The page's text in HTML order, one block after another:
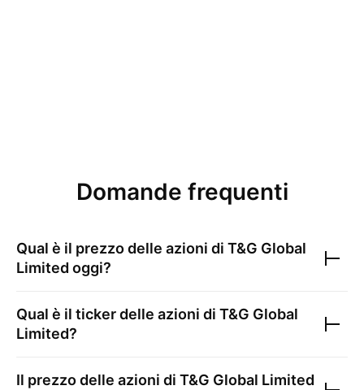
Domande frequenti
Qual è il prezzo delle azioni di T&G Global
Limited oggi?
Qual è il ticker delle azioni di T&G Global
Limited?
Il prezzo delle azioni di T&G Global Limited